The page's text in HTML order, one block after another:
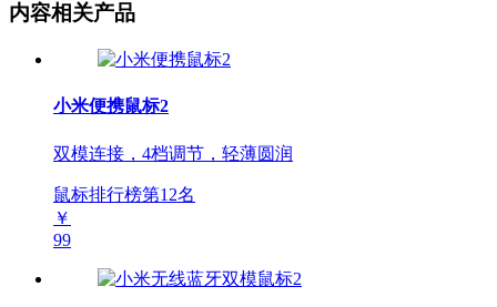
内容相关产品
小米便携鼠标2
双模连接，4档调节，轻薄圆润
鼠标排行榜第12名
￥
99